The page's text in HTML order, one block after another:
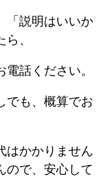
「説明はいいか
、
話ください。
でも、概算でお
はかかりません
ので、安心して